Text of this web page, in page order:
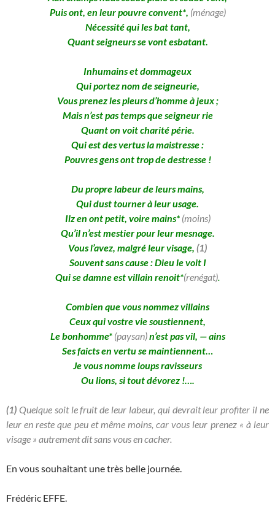
Puis ont, en leur pouvre convent*, (ménage)
Nécessité qui les bat tant,
Quant seigneurs se vont esbatant.
Inhumains et dommageux
Qui portez nom de seigneurie,
Vous prenez les pleurs d’homme à jeux ;
Mais n’est pas temps que seigneur rie
Quant on voit charité périe.
Qui est des vertus la maistresse :
Pouvres gens ont trop de destresse !
Du propre labeur de leurs mains,
Qui dust tourner à leur usage.
Ilz en ont petit, voire mains* (moins)
Qu’il n’est mestier pour leur mesnage.
Vous l’avez, malgré leur visage, (1)
Souvent sans cause : Dieu le voit I
Qui se damne est villain renoit*(renégat).
Combien que vous nommez villains
Ceux qui vostre vie soustiennent,
Le bonhomme* (paysan)n’est pas vil, — ains
Ses faicts en vertu se maintiennent…
Je vous nomme loups ravisseurs
Ou lions, si tout dévorez !….
(1) Quelque soit le fruit de leur labeur, qui devrait leur profiter il ne
leur en reste que peu et même moins, car vous leur prenez « à leur
visage » autrement dit sans vous en cacher.
En vous souhaitant une très belle journée.
Frédéric EFFE.